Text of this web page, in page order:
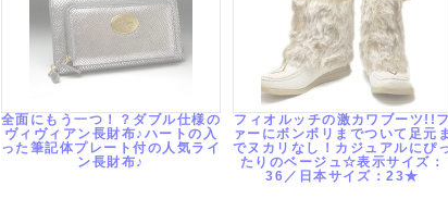
全面にもう一つ！？ダブル仕様の
ヴィヴィアン長財布♪ハートの入
った筆記体プレート付の人気ライ
ン長財布♪
フィオルッチの激カワブーツ!!フ
ァーにボンボリまでついて足元ま
でヌカリなし！カジュアルにぴ
たりのベージュ☆表示サイズ：
36／日本サイズ：23★